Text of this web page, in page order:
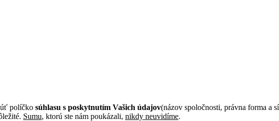
políčko súhlasu s poskytnutím Vašich údajov(názov spoločnosti, právna forma a
Sumu, ktorú ste nám poukázali, nikdy neuvidíme.